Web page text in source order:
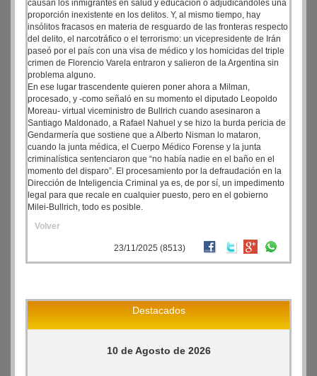
causan los inmigrantes en salud y educación o adjudicándoles una
proporción inexistente en los delitos. Y, al mismo tiempo, hay
insólitos fracasos en materia de resguardo de las fronteras respecto
del delito, el narcotráfico o el terrorismo: un vicepresidente de Irán
paseó por el país con una visa de médico y los homicidas del triple
crimen de Florencio Varela entraron y salieron de la Argentina sin
problema alguno.
En ese lugar trascendente quieren poner ahora a Milman,
procesado, y -como señaló en su momento el diputado Leopoldo
Moreau- virtual viceministro de Bullrich cuando asesinaron a
Santiago Maldonado, a Rafael Nahuel y se hizo la burda pericia de
Gendarmería que sostiene que a Alberto Nisman lo mataron,
cuando la junta médica, el Cuerpo Médico Forense y la junta
criminalística sentenciaron que “no había nadie en el baño en el
momento del disparo”. El procesamiento por la defraudación en la
Dirección de Inteligencia Criminal ya es, de por sí, un impedimento
legal para que recale en cualquier puesto, pero en el gobierno
Milei-Bullrich, todo es posible.
Volver
23/11/2025 (8513)
Destacados
10 de Agosto de 2026